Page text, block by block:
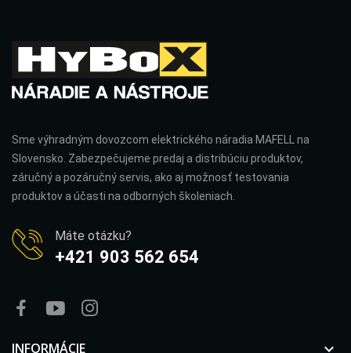
Sme výhradným dovozcom elektrického náradia MAFELL na
Slovensko. Zabezpečujeme predaj a distribúciu produktov,
záručný a pozáručný servis, ako aj možnosť testovania
produktov a účasti na odborných školeniach.
Máte otázku?
+421 903 562 654
INFORMÁCIE